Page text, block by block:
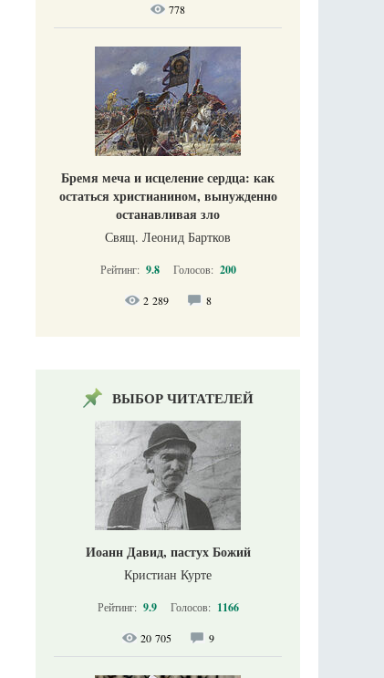
778
Бремя меча и исцеление сердца: как
остаться христианином, вынужденно
останавливая зло
Свящ. Леонид Бартков
Рейтинг: 9.8 Голосов: 200
2 289 8
ВЫБОР ЧИТАТЕЛЕЙ
Иоанн Давид, пастух Божий
Кристиан Курте
Рейтинг: 9.9 Голосов: 1166
20 705 9